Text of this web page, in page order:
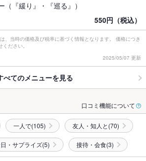
『緩り』・『巡る』）
550円（税込）
、当時の価格及び税率に基づく情報となります。 価格につき
ださい。
2025/05/07 更新
べてのメニューを見る
口コミ機能について
一人で(105) 友人・知人と(70)
・サプライズ(5) 接待・会食(3)